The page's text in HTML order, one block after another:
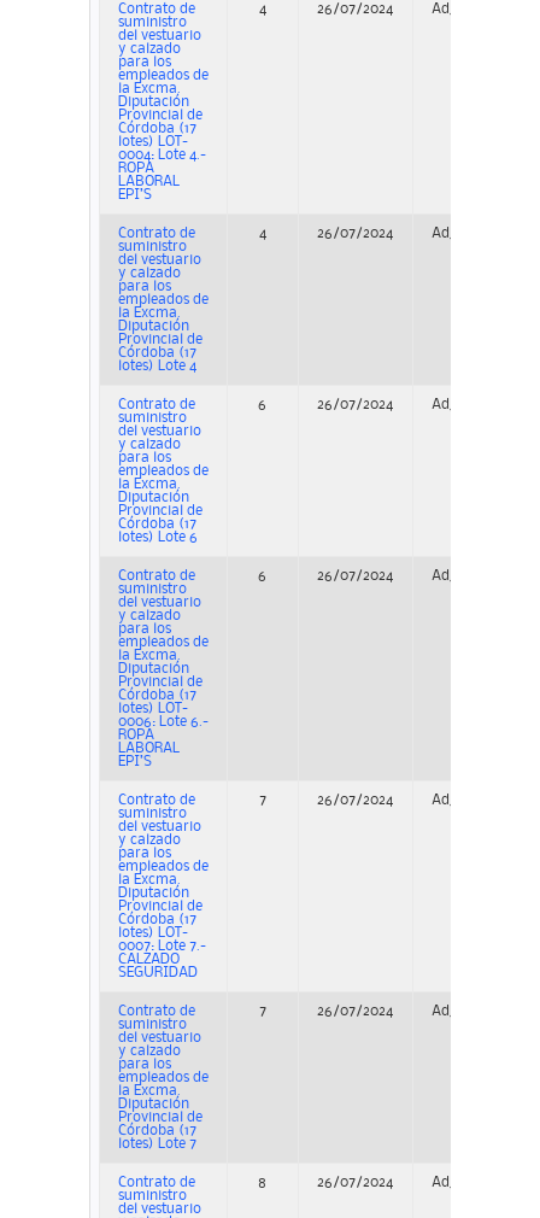
Contrato de
suministro
del vestuario
y calzado
para los
empleados de
la Excma.
Diputación
Provincial de
Córdoba (17
lotes) LOT-
0004: Lote 4.-
ROPA
LABORAL
EPI’S
4 26/07/2024 Adjudicación
Contrato de
suministro
del vestuario
y calzado
para los
empleados de
la Excma.
Diputación
Provincial de
Córdoba (17
lotes) Lote 4
4 26/07/2024 Adjudicación
Contrato de
suministro
del vestuario
y calzado
para los
empleados de
la Excma.
Diputación
Provincial de
Córdoba (17
lotes) Lote 6
6 26/07/2024 Adjudicación
Contrato de
suministro
del vestuario
y calzado
para los
empleados de
la Excma.
Diputación
Provincial de
Córdoba (17
lotes) LOT-
0006: Lote 6.-
ROPA
LABORAL
EPI’S
6 26/07/2024 Adjudicación
Contrato de
suministro
del vestuario
y calzado
para los
empleados de
la Excma.
Diputación
Provincial de
Córdoba (17
lotes) LOT-
0007: Lote 7.-
CALZADO
SEGURIDAD
7 26/07/2024 Adjudicación
Contrato de
suministro
del vestuario
y calzado
para los
empleados de
la Excma.
Diputación
Provincial de
Córdoba (17
lotes) Lote 7
7 26/07/2024 Adjudicación
Contrato de
suministro
del vestuario
8 26/07/2024 Adjudicación